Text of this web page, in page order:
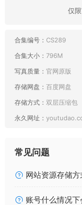
003 海克斯科技
002 海克斯科技
仅
合集编号： CS289
合集大小： 796M
写真质量： 官网原版
存储网盘： 百度网盘
存储方式： 双层压缩包
永久网址：
常见问题
网站资源存储
账号什么情况下